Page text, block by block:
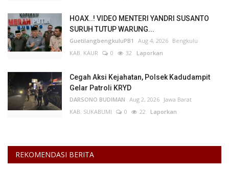
HOAX..! VIDEO MENTERI YANDRI SUSANTO
SURUH TUTUP WARUNG...
GuetilangbengkuluPB1 Aug 4, 2026 Bengkulu
KAB. KAUR
0 32 Laporkan
Cegah Aksi Kejahatan, Polsek Kadudampit
Gelar Patroli KRYD
DARSONO BUDIMAN Aug 2, 2026 Jawa Barat
KAB. SUKABUMI
0 22 Laporkan
REKOMENDASI BERITA